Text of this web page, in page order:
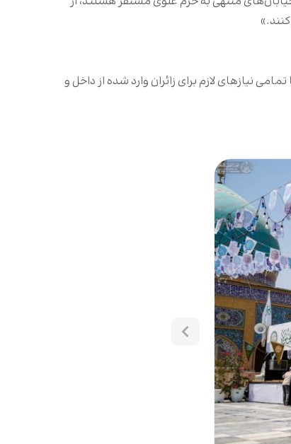
لازم برای زائران وارد شده از داخل و